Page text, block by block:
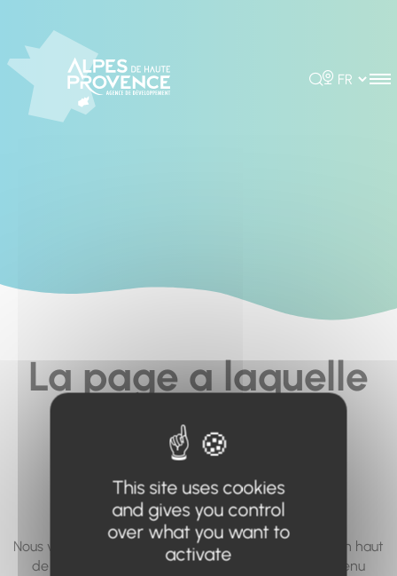
Rechercher
Choisir la
La page a laquelle
vous cherchez à
accéder n'existe
pas... ou plus.
Nous vous invitons à utiliser le moteur de recherche en haut
de page, ou à utiliser le menu pour trouver le contenu
This site uses cookies
and gives you control
over what you want to
activate